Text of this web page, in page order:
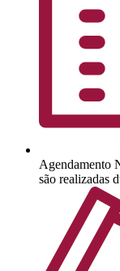
Agendamento
são realizadas